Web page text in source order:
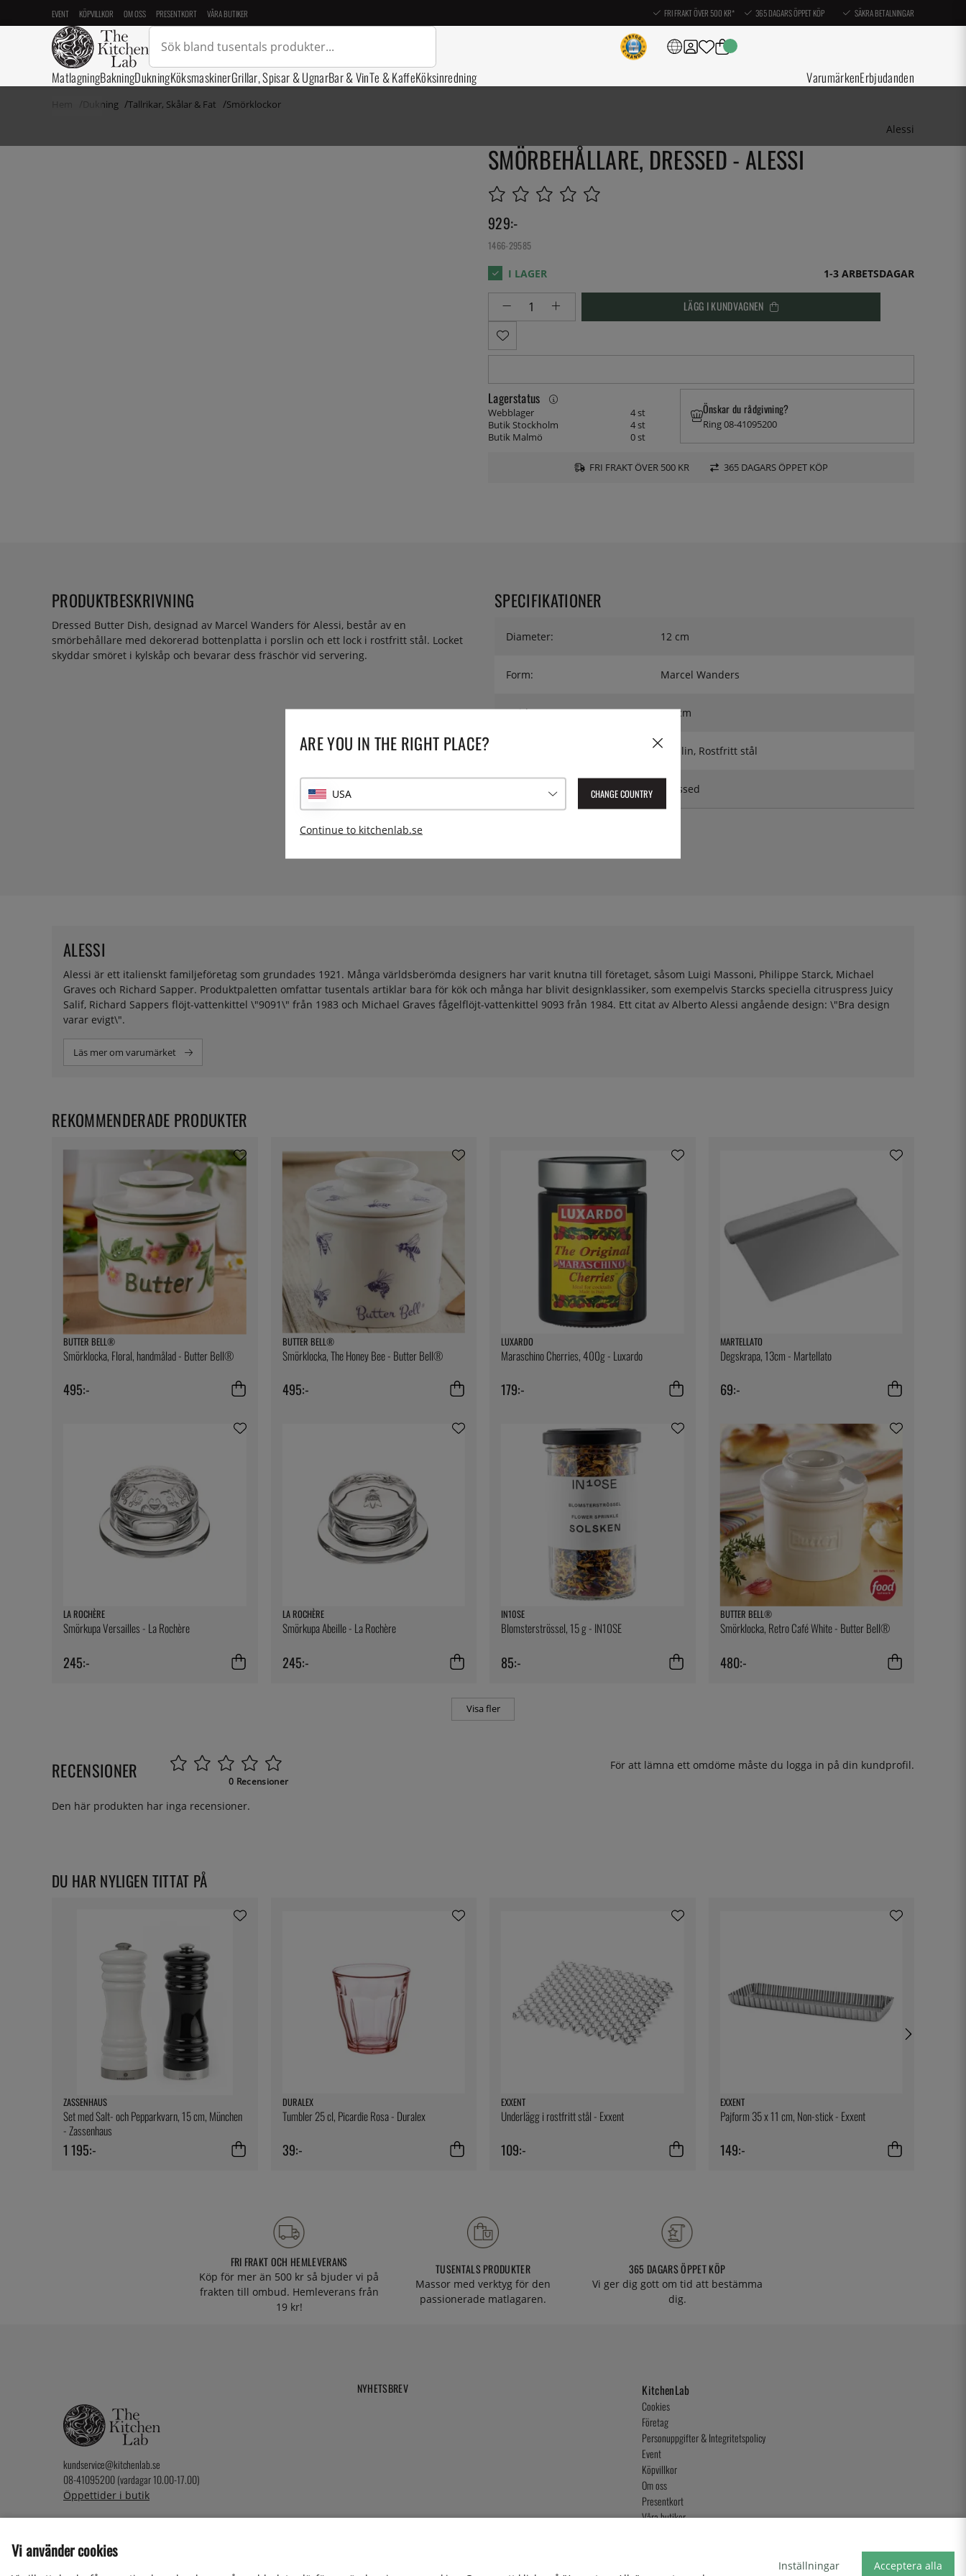
EVENT KÖPVILLKOR OM OSS PRESENTKORT VÅRA BUTIKER FRI FRAKT ÖVER 500 KR* 365 DAGARS ÖPPET KÖP SÄKRA BETALNINGAR
MatlagningBakningDukningKöksmaskinerGrillar, Spisar & UgnarBar & VinTe & KaffeKöksinredning VarumärkenErbjudanden
Dukning Tallrikar, Skålar & Fat Smörklockor
Alessi
SMÖRBEHÅLLARE, DRESSED - ALESSI
929:-
1466-29585
1-3 ARBETSDAGAR
LÄGG I KUNDVAGNEN
Lagerstatus
Webblager
4 st
Butik Stockholm
4 st
Butik Malmö
0 st
Önskar du rådgivning?
Ring 08-41095200
FRI FRAKT ÖVER 500 KR 365 DAGARS ÖPPET KÖP
PRODUKTBESKRIVNING
Dressed Butter Dish, designad av Marcel Wanders för Alessi, består av en
smörbehållare med dekorerad bottenplatta i porslin och ett lock i rostfritt stål. Locket
skyddar smöret i kylskåp och bevarar dess fräschör vid servering.
SPECIFIKATIONER
Diameter: 12 cm
Form: Marcel Wanders
Höjd: 7,6 cm
Porslin, Rostfritt stål
Dressed
Alessi är ett italienskt familjeföretag som grundades 1921. Många världsberömda designers har varit knutna till företaget, såsom Luigi Massoni, Philippe Starck, Michael
Graves och Richard Sapper. Produktpaletten omfattar tusentals artiklar bara för kök och många har blivit designklassiker, som exempelvis Starcks speciella citruspress Juicy
Salif, Richard Sappers flöjt-vattenkittel \"9091\" från 1983 och Michael Graves fågelflöjt-vattenkittel 9093 från 1984. Ett citat av Alberto Alessi angående design: \"Bra design
varar evigt\".
ALESSI
Läs mer om varumärket
BUTTER BELL®
Smörklocka, Floral, handmålad - Butter Bell®
495:-
BUTTER BELL®
Smörklocka, The Honey Bee - Butter Bell®
495:-
LUXARDO
Maraschino Cherries, 400g - Luxardo
179:-
MARTELLATO
Degskrapa, 13cm - Martellato
69:-
LA ROCHÈRE
Smörkupa Versailles - La Rochère
245:-
LA ROCHÈRE
Smörkupa Abeille - La Rochère
245:-
IN10SE
Blomsterströssel, 15 g - IN10SE
85:-
BUTTER BELL®
Smörklocka, Retro Café White - Butter Bell®
480:-
Visa fler
REKOMMENDERADE PRODUKTER
RECENSIONER 0 Recensioner
För att lämna ett omdöme måste du logga in på din kundprofil.
Den här produkten har inga recensioner.
DU HAR NYLIGEN TITTAT PÅ
ZASSENHAUS
Set med Salt- och Pepparkvarn, 15 cm, München
- Zassenhaus
1 195:-
DURALEX
Tumbler 25 cl, Picardie Rosa - Duralex
39:-
EXXENT
Underlägg i rostfritt stål - Exxent
109:-
EXXENT
Pajform 35 x 11 cm, Non-stick - Exxent
149:-
FRI FRAKT OCH HEMLEVERANS
Köp för mer än 500 kr så bjuder vi på
frakten till ombud. Hemleverans från
19 kr!
TUSENTALS PRODUKTER
Massor med verktyg för den
passionerade matlagaren.
365 DAGARS ÖPPET KÖP
Vi ger dig gott om tid att bestämma
dig.
kundservice@kitchenlab.se
08-41095200 (vardagar 10.00-17.00)
Öppettider i butik
NYHETSBREV KitchenLab
Cookies
Företag
Personuppgifter & Integritetspolicy
Event
Köpvillkor
Om oss
Presentkort
Våra butiker
Vi använder cookies
Inställningar Acceptera alla
ARE YOU IN THE RIGHT PLACE?
USA CHANGE COUNTRY
Continue to kitchenlab.se